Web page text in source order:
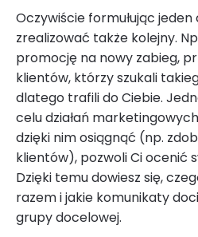
Oczywiście formułując jeden
zrealizować także kolejny.
promocję na nowy zabieg,
klientów, którzy szukali
dlatego trafili do Ciebie.
celu działań
dzięki nim osiągnąć (np.
klientów), pozwoli Ci ocenić
Dzięki temu dowiesz się,
razem i jakie komunikaty
grupy docelowej.